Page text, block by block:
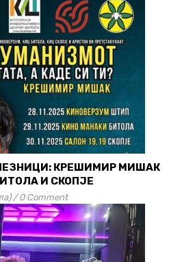
КРЕШИМИР МИШАК
И СКОПЈЕ
/ 0 Comment